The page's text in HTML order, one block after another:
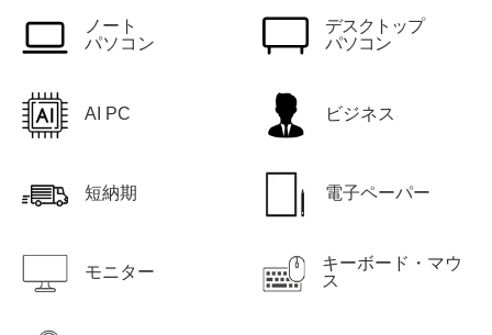
ノート
パソコン
デスクトップ
パソコン
AI PC ビジネス
短納期 電子ペーパー
モニター
キーボード・マウ
ス